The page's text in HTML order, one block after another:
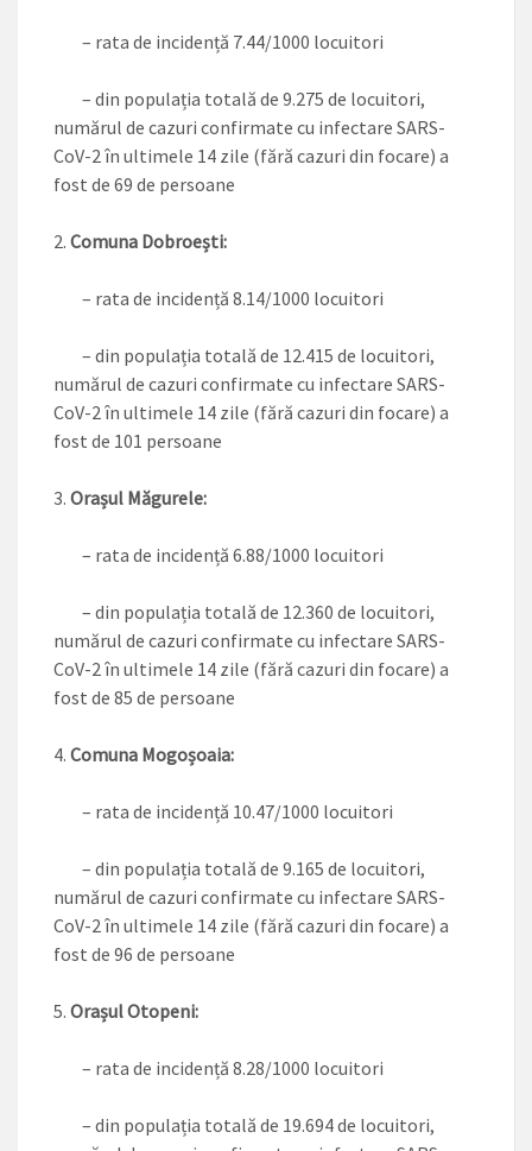
– rata de incidență 7.44/1000 locuitori
– din populația totală de 9.275 de locuitori,
numărul de cazuri confirmate cu infectare SARS-
CoV-2 în ultimele 14 zile (fără cazuri din focare) a
fost de 69 de persoane
Comuna Dobroești:
– rata de incidență 8.14/1000 locuitori
– din populația totală de 12.415 de locuitori,
numărul de cazuri confirmate cu infectare SARS-
CoV-2 în ultimele 14 zile (fără cazuri din focare) a
fost de 101 persoane
Orașul Măgurele:
– rata de incidență 6.88/1000 locuitori
– din populația totală de 12.360 de locuitori,
numărul de cazuri confirmate cu infectare SARS-
CoV-2 în ultimele 14 zile (fără cazuri din focare) a
fost de 85 de persoane
Comuna Mogoșoaia:
– rata de incidență 10.47/1000 locuitori
– din populația totală de 9.165 de locuitori,
numărul de cazuri confirmate cu infectare SARS-
CoV-2 în ultimele 14 zile (fără cazuri din focare) a
fost de 96 de persoane
Orașul Otopeni:
– rata de incidență 8.28/1000 locuitori
– din populația totală de 19.694 de locuitori,